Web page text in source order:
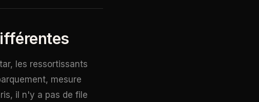
les ressortissants
mesure
il n'y a pas de file